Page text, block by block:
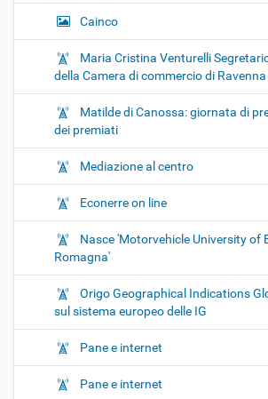
Cainco
Maria Cristina Venturelli
della Camera di commercio di Ravenna
Matilde di Canossa: giornata di
dei premiati
Mediazione al centro
Econerre on line
Nasce 'Motorvehicle University of
Romagna'
Origo Geographical Indications
sul sistema europeo delle IG
Pane e internet
Pane e internet